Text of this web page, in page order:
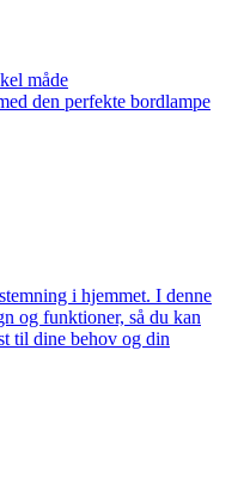
måde
den perfekte bordlampe
i hjemmet. I denne
og funktioner, så du kan
til dine behov og din